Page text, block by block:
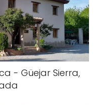
- Güejar Sierra,